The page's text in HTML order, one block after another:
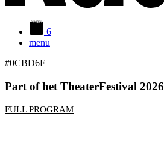
6
menu
#0CBD6F
Part of het TheaterFestival 2026
FULL PROGRAM